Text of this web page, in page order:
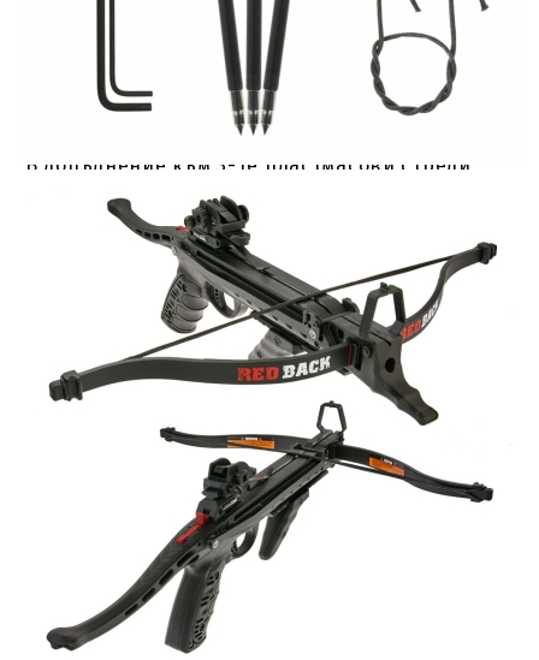
BCY за Redback, който обикновено се използва
само за по-големи арбалети. Причината за
избора на маркова тетива за "малък"
пистолетен арбалет е очевидно по-дългият
живот и по-добрата скорост на стрелата до 235
fps (около 257 km/h).
В допълнение към 3-те пластмасови стрели,
тетивата за лесно монтиране и смяна на
Спецификации:
- Теглителна сила: 80 lbs
- Максимална скорост: 235 fps (приблизително
- Силов ход: 6"
- Ширина: приблизително 43,5 см
- Дължина: приблизително 51 см
- Тегло: приблизително 0,75 кг
Цвят: черен или черен / зелен
- Вал: пластмаса
- Пружина: фибростъкло
Препоръчителни стрелки:
- 6,5" стрелка